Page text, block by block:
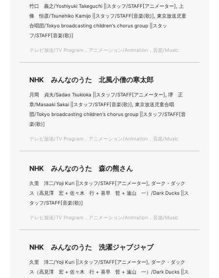
竹口 義之/Yoshiyuki Takeguchi ||スタッフ/STAFF[アニメーター], 上
條 恒彦/Tsunehiko Kamijo ||スタッフ/STAFF[音楽(歌)], 東京放送児童
合唱団/Tokyo broadcasting children's chorus group ||スタッ
フ/STAFF[音楽(歌)]
テレビ放送/TV Program，アニメーション/Animation，音楽/Music
NHK みんなのうた 北風小僧の寒太郎
月岡 貞夫/Sadao Tsukioka ||スタッフ/STAFF[アニメーター], 堺 正
章/Masaaki Sakai ||スタッフ/STAFF[音楽(歌)], 東京放送児童合唱
団/Tokyo broadcasting children's chorus group ||スタッフ/STAFF[音
楽(歌)]
テレビ放送/TV Program，アニメーション/Animation，音楽/Music
NHK みんなのうた 森の熊さん
久里 洋二/Yoji Kuri ||スタッフ/STAFF[アニメーター], ダーク・ダック
ス（高見澤 宏 + 佐々木 行 + 喜早 哲 + 遠山 一）/Dark Ducks ||ス
タッフ/STAFF[音楽(歌)]
テレビ放送/TV Program，アニメーション/Animation，音楽/Music
NHK みんなのうた 洗濯ジャブジャブ
久里 洋二/Yoji Kuri ||スタッフ/STAFF[アニメーター], ダーク・ダック
ス（高見澤 宏 + 佐々木 行 + 喜早 哲 + 遠山 一）/Dark Ducks ||ス